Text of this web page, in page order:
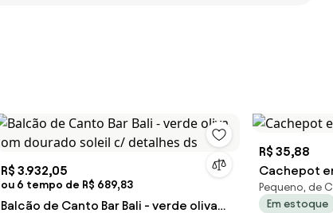
R$ 3.932,05
ou 6 tempo de R$ 689,83
Balcão de Canto Bar Bali - verde oliva
R$ 35,88
Cachepot
Pequeno, de
Em estoque